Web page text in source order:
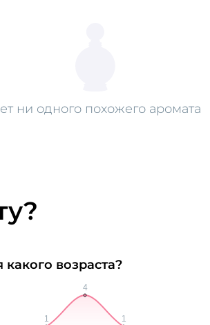
ни одного похожего аромата
какого возраста?